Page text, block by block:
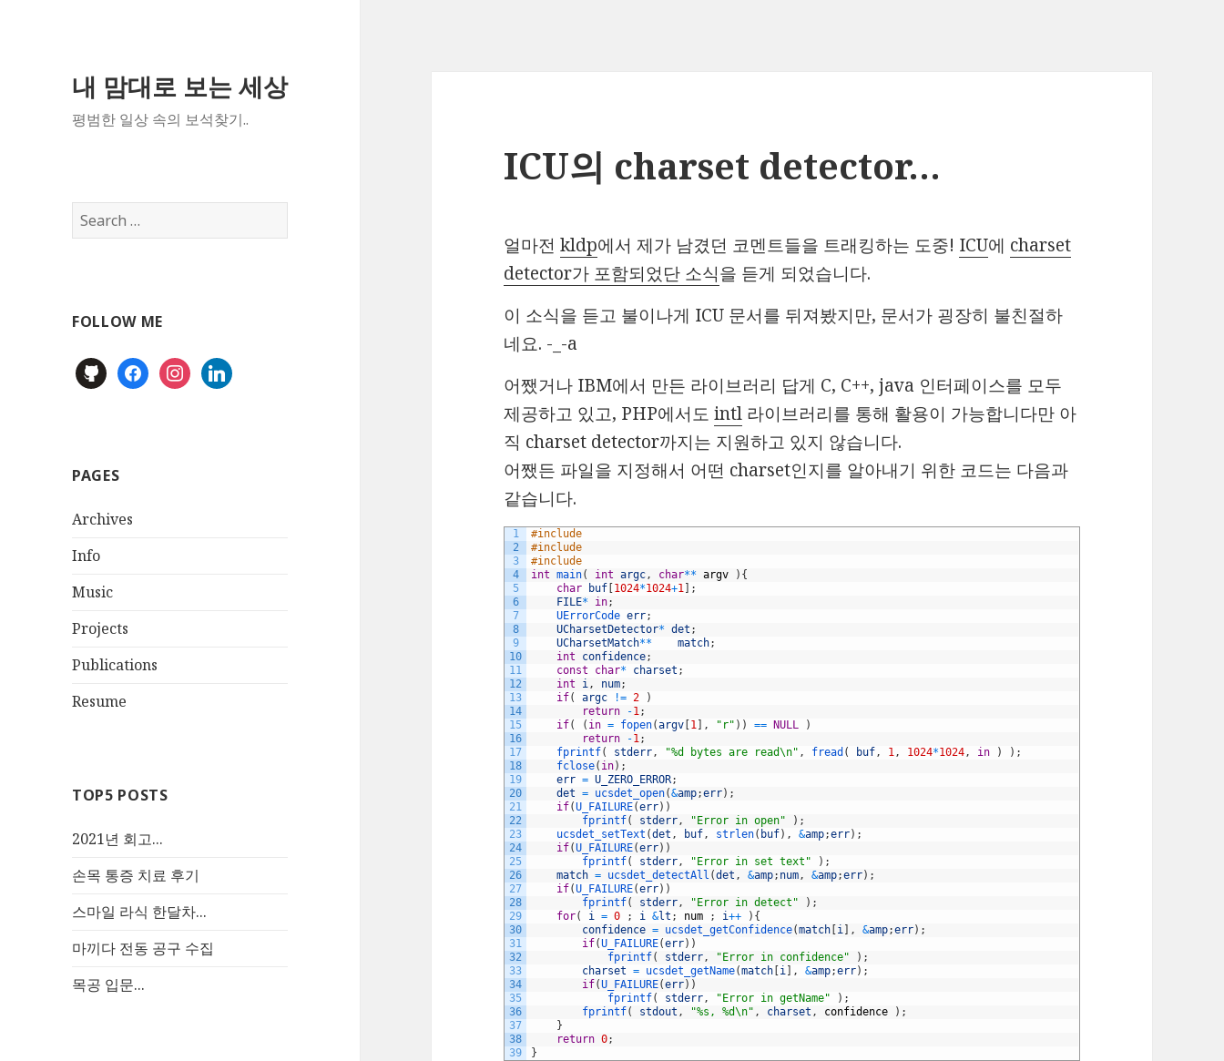
내 맘대로 보는 세상
평범한 일상 속의 보석찾기..
Search
for:
FOLLOW ME
githubfacebookinstagram
linkedin
PAGES
Archives
Info
Music
Projects
Publications
Resume
TOP5 POSTS
2021년 회고...
손목 통증 치료 후기
스마일 라식 한달차...
마끼다 전동 공구 수집
목공 입문...
ICU의 charset detector…
얼마전kldp에서 제가 남겼던 코멘트들을 트래킹하는 도중! ICU에 charset
detector가 포함되었단 소식을 듣게 되었습니다.
이 소식을 듣고 불이나게 ICU 문서를 뒤져봤지만, 문서가 굉장히 불친절하
네요. -_-a
어쨌거나 IBM에서 만든 라이브러리 답게 C, C++, java 인터페이스를 모두
제공하고 있고, PHP에서도intl 라이브러리를 통해 활용이 가능합니다만 아
직 charset detector까지는 지원하고 있지 않습니다.
어쨌든 파일을 지정해서 어떤 charset인지를 알아내기 위한 코드는 다음과
같습니다.
1
2
3
4
5
6
7
8
9
10
11
12
13
14
15
16
17
18
19
20
21
22
23
24
25
26
27
28
29
30
31
32
33
34
35
36
37
38
39
#include
#include
#include
int main( int argc, char** argv ) {
char
buf 1024*1024+1
;
FILE* in;
UErrorCode err;
UCharsetDetector* det ;
UCharsetMatch** match;
int
confidence;
const
char* charset ;
int
i, num;
if( argc != 2
)
return
-1;
if( ( in = fopen(argv 1 , "r" ) ) == NULL
)
return
-1;
fprintf( stderr, "%d bytes are read\n" , fread ( buf, 1, 1024*1024, in ) ) ;
fclose( in) ;
err = U_ZERO_ERROR;
det = ucsdet_open(&amp;err) ;
if(U_FAILURE(err) )
fprintf( stderr, "Error in open" ) ;
ucsdet_setText (det , buf, strlen( buf) , &amp;err) ;
if(U_FAILURE(err) )
fprintf( stderr, "Error in set text" ) ;
match = ucsdet_detectAll (det , &amp; num, &amp;err) ;
if(U_FAILURE(err) )
fprintf( stderr, "Error in detect" ) ;
for( i = 0 ; i &lt ; num ; i++ ) {
confidence = ucsdet_getConfidence(match i , &amp;err) ;
if(U_FAILURE(err) )
fprintf( stderr, "Error in confidence" ) ;
charset = ucsdet_getName(match i , &amp;err) ;
if(U_FAILURE(err) )
fprintf( stderr, "Error in getName" ) ;
fprintf( stdout , "%s, %d\n" , charset , confidence ) ;
}
return 0;
}